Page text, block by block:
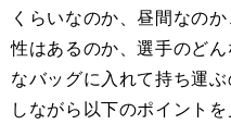
くらいなのか、昼間なの
性はあるのか、選手のど
なバッグに入れて持ち運
しながら以下のポイントを